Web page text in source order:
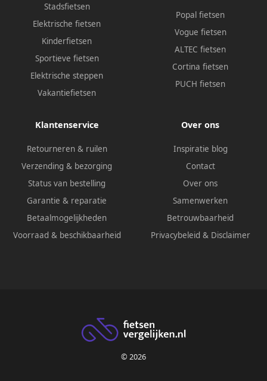
Stadsfietsen
Elektrische fietsen
Kinderfietsen
Sportieve fietsen
Elektrische steppen
Vakantiefietsen
Popal fietsen
Vogue fietsen
ALTEC fietsen
Cortina fietsen
PUCH fietsen
Klantenservice
Retourneren & ruilen
Verzending & bezorging
Status van bestelling
Garantie & reparatie
Betaalmogelijkheden
Voorraad & beschikbaarheid
Over ons
Inspiratie blog
Contact
Over ons
Samenwerken
Betrouwbaarheid
Privacybeleid & Disclaimer
© 2026